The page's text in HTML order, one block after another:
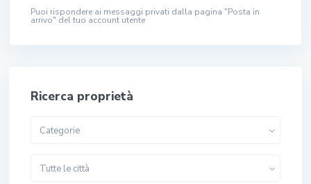
Puoi rispondere ai messaggi privati ​​dalla pagina "Posta in
arrivo" del tuo account utente
Ricerca proprietà
Categorie
Tutte le città